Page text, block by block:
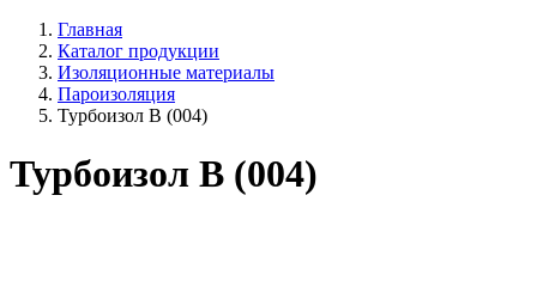
Главная
Каталог продукции
Изоляционные материалы
Пароизоляция
Турбоизол В (004)
Турбоизол В (004)